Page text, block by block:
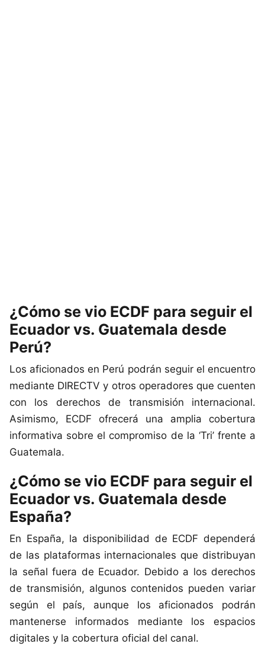
¿Cómo se vio ECDF para seguir el
Ecuador vs. Guatemala desde
Perú?
Los aficionados en Perú podrán seguir el encuentro
mediante DIRECTV y otros operadores que cuenten
con los derechos de transmisión internacional.
Asimismo, ECDF ofrecerá una amplia cobertura
informativa sobre el compromiso de la ‘Tri’ frente a
Guatemala.
¿Cómo se vio ECDF para seguir el
Ecuador vs. Guatemala desde
España?
En España, la disponibilidad de ECDF dependerá
de las plataformas internacionales que distribuyan
la señal fuera de Ecuador. Debido a los derechos
de transmisión, algunos contenidos pueden variar
según el país, aunque los aficionados podrán
mantenerse informados mediante los espacios
digitales y la cobertura oficial del canal.